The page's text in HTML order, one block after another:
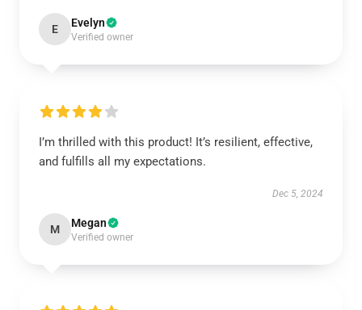
E Evelyn
Verified owner
I’m thrilled with this product! It’s resilient, effective,
and fulfills all my expectations.
Dec 5, 2024
M Megan
Verified owner